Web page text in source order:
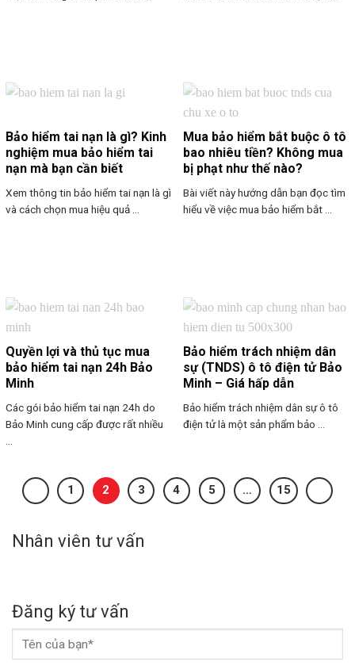
Bảo hiểm tai nạn là gì? Kinh
nghiệm mua bảo hiểm tai
nạn mà bạn cần biết
Xem thông tin bảo hiểm tai nạn là gì
và cách chọn mua hiệu quả ...
Mua bảo hiểm bắt buộc ô tô
bao nhiêu tiền? Không mua
bị phạt như thế nào?
Bài viết này hướng dẫn bạn đọc tìm
hiểu về việc mua bảo hiểm bắt ...
Quyền lợi và thủ tục mua
bảo hiểm tai nạn 24h Bảo
Minh
Các gói bảo hiểm tai nạn 24h do
Bảo Minh cung cấp được rất nhiều
Bảo hiểm trách nhiệm dân
sự (TNDS) ô tô điện tử Bảo
Minh – Giá hấp dẫn
Bảo hiểm trách nhiệm dân sự ô tô
điện tử là một sản phẩm bảo ...
1 2 3 4 5 … 15
Nhân viên tư vấn
Đăng ký tư vấn